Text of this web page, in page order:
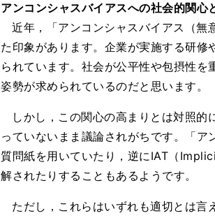
アンコンシャスバイアスへの社会的関心
近年，「アンコンシャスバイアス（無
た印象があります。企業が実施する研
られています。社会が公平性や包摂性
姿勢が求められているのだと思います。
しかし，この関心の高まりとは対照的
っていないまま議論されがちです。「
質問紙を用いていたり，逆にIAT（
解されたりすることもあるようです。
ただし，これらはいずれも適切とは言